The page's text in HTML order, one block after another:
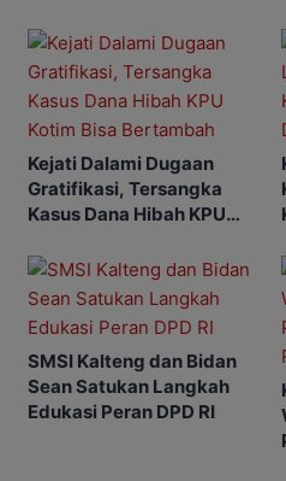
Kejati Dalami Dugaan
Gratifikasi, Tersangka
Kasus Dana Hibah KPU
SMSI Kalteng dan Bidan
Sean Satukan Langkah
Edukasi Peran DPD RI